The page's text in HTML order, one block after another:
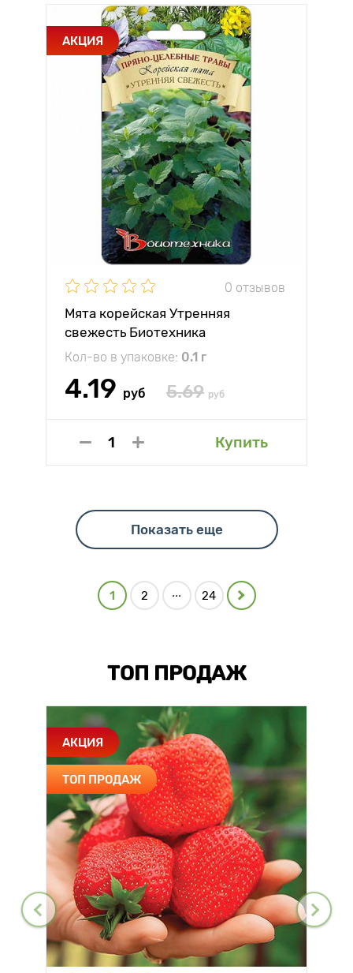
АКЦИЯ
0 отзывов
Мята корейская Утренняя
свежесть Биотехника
Кол-во в упаковке: 0.1 г
4.19 руб 5.69 руб
Купить
Показать еще
1 2 ... 24
ТОП ПРОДАЖ
АКЦИЯ
ТОП ПРОДАЖ